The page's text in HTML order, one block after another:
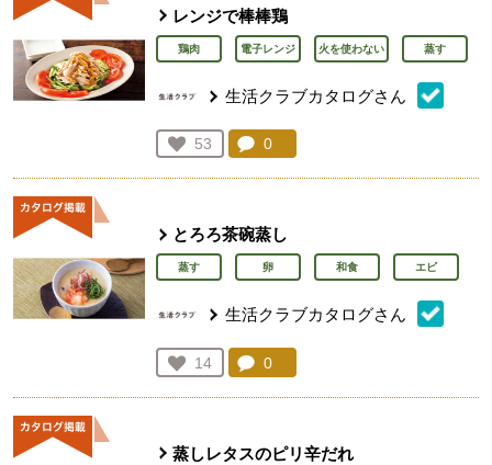
レンジで棒棒鶏
鶏肉 電子レンジ 火を使わない 蒸す
生活クラブカタログさん
お気に入り登録：
53
人が登録
コメント：
0
とろろ茶碗蒸し
蒸す 卵 和食 エビ
生活クラブカタログさん
お気に入り登録：
14
人が登録
コメント：
0
蒸しレタスのピリ辛だれ